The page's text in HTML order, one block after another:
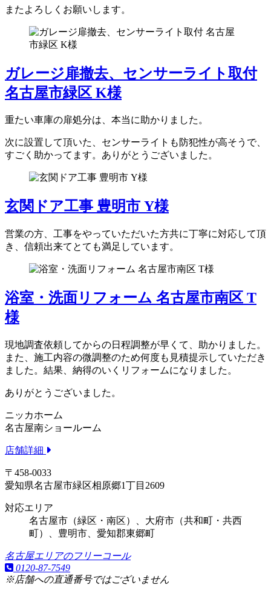
またよろしくお願いします。
ガレージ扉撤去、センサーライト取付
名古屋市緑区 K様
重たい車庫の扉処分は、本当に助かりました。
次に設置して頂いた、センサーライトも防犯性が高そうで、
すごく助かってます。ありがとうございました。
玄関ドア工事 豊明市 Y様
営業の方、工事をやっていただいた方共に丁寧に対応して頂
き、信頼出来てとても満足しています。
浴室・洗面リフォーム 名古屋市南区 T
様
現地調査依頼してからの日程調整が早くて、助かりました。
また、施工内容の微調整のため何度も見積提示していただき
ました。結果、納得のいくリフォームになりました。
ありがとうございました。
ニッカホーム
名古屋南ショールーム
店舗詳細
〒458-0033
愛知県名古屋市緑区相原郷1丁目2609
対応エリア
名古屋市（緑区・南区）、大府市（共和町・共西
町）、豊明市、愛知郡東郷町
名古屋エリアのフリーコール
0120-87-7549
※店舗への直通番号ではございません